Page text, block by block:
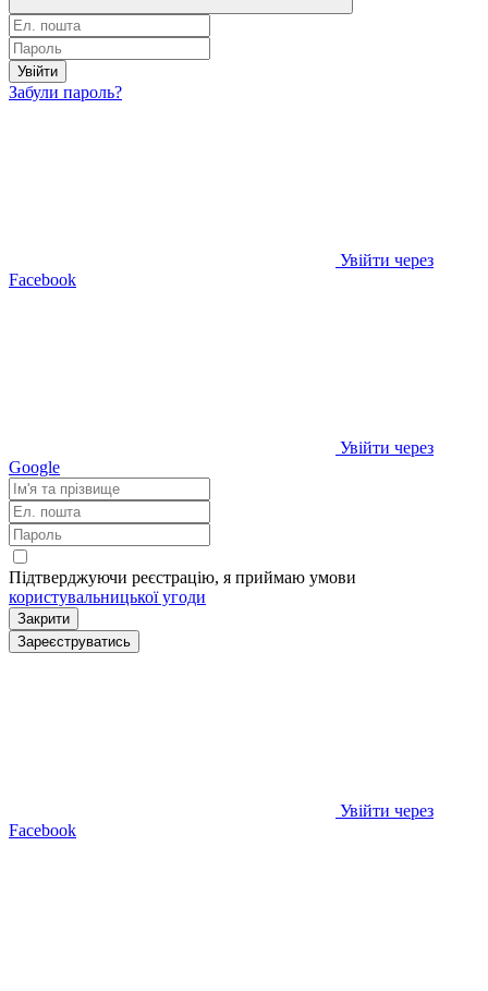
Увійти
Забули пароль?
Увійти через
Facebook
Увійти через
Google
Підтверджуючи реєстрацію, я приймаю умови
користувальницької угоди
Закрити
Зареєструватись
Увійти через
Facebook